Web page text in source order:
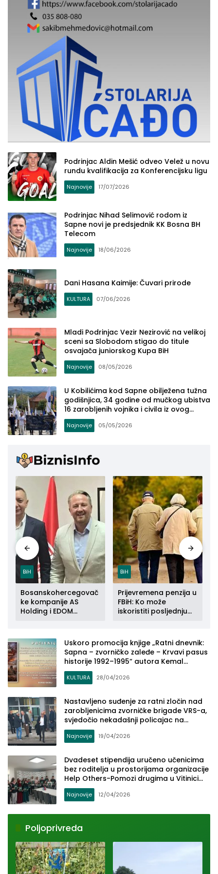
Podrinjac Aldin Mešić odveo Velež u novu
rundu kvalifikacija za Konferencijsku ligu
Najnovije 17/07/2026
Podrinjac Nihad Selimović rodom iz
Sapne novi je predsjednik KK Bosna BH
Telecom
Najnovije 18/06/2026
Dani Hasana Kaimije: Čuvari prirode
KULTURA 07/06/2026
Mladi Podrinjac Vezir Nezirović na velikoj
sceni sa Slobodom stigao do titule
osvajača juniorskog Kupa BiH
Najnovije 08/05/2026
U Kobilićima kod Sapne obilježena tužna
godišnjica, 34 godine od mučkog ubistva
16 zarobljenih vojnika i civila iz ovog
mjesta (FOTO)
Najnovije 05/05/2026
BiH
Bosanskohercegovač
ke kompanije AS
Holding i EDOM
BiH
Prijevremena penzija u
FBiH: Ko može
iskoristiti posljednju
Uskoro promocija knjige „Ratni dnevnik:
Sapna – zvorničko zaleđe – Krvavi pasus
historije 1992–1995“ autora Kemal
Duraković
KULTURA 28/04/2026
Nastavljeno suđenje za ratni zločin nad
zarobljenicima zvorničke brigade VRS-a,
svjedočio nekadašnji policajac na
području Sapne
Najnovije 19/04/2026
Dvadeset stipendija uručeno učenicima
bez roditelja u prostorijama organizacije
Help Others-Pomozi drugima u Vitinici
kod Sapne
Najnovije 12/04/2026
Poljoprivreda